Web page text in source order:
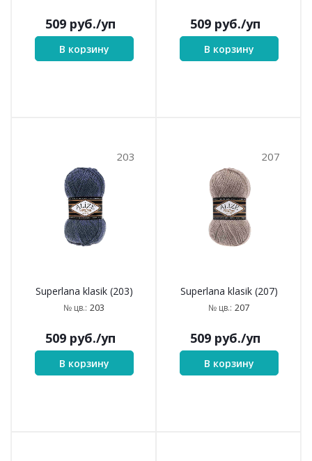
509 руб./уп
В корзину
509 руб./уп
В корзину
203
Superlana klasik (203)
№ цв.: 203
509 руб./уп
В корзину
207
Superlana klasik (207)
№ цв.: 207
509 руб./уп
В корзину